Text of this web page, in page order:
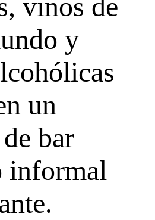
vinos de
y
un
bar
informal